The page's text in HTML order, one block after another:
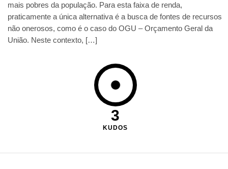
mais pobres da população. Para esta faixa de renda,
praticamente a única alternativa é a busca de fontes de recursos
não onerosos, como é o caso do OGU – Orçamento Geral da
União. Neste contexto, […]
3
KUDOS